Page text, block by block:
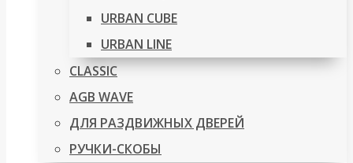
URBAN CUBE
URBAN LINE
CLASSIC
AGB WAVE
ДЛЯ РАЗДВИЖНЫХ ДВЕРЕЙ
РУЧКИ-СКОБЫ